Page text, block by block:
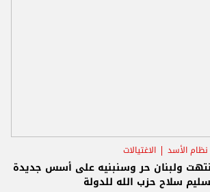
الأسد الاغتيالات
ولبنان حر وسنبنيه على أسس جديدة
سلاح حزب الله للدولة